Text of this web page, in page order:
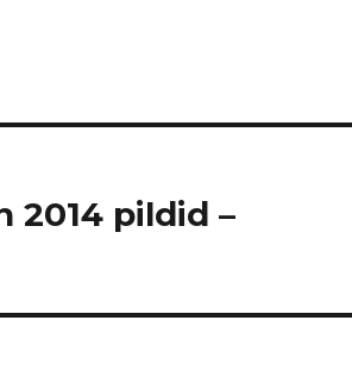
2014 pildid –